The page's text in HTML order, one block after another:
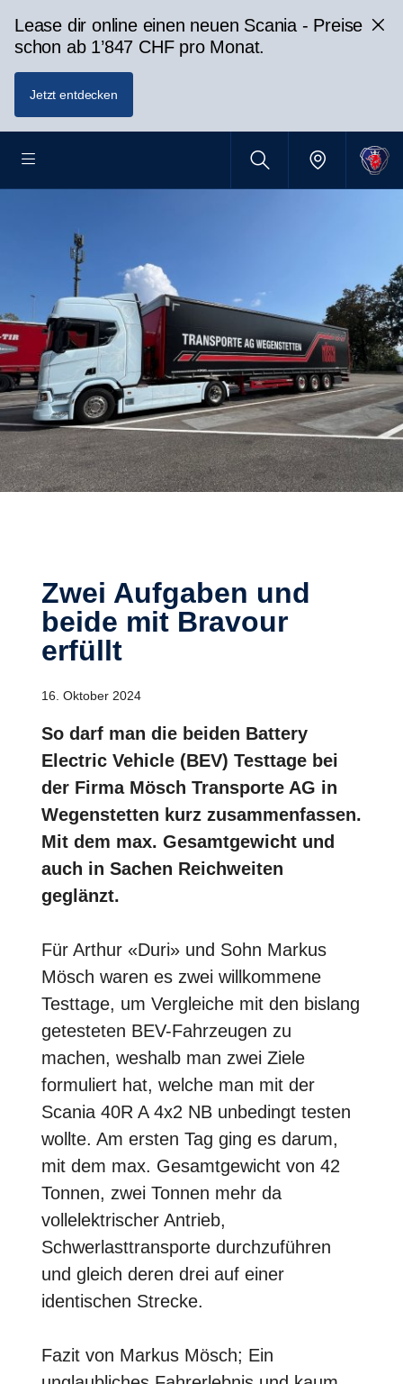
Lease dir online einen neuen Scania - Preise
schon ab 1’847 CHF pro Monat.
Jetzt entdecken
Zwei Aufgaben und
beide mit Bravour
erfüllt
16. Oktober 2024
So darf man die beiden Battery
Electric Vehicle (BEV) Testtage bei
der Firma Mösch Transporte AG in
Wegenstetten kurz zusammenfassen.
Mit dem max. Gesamtgewicht und
auch in Sachen Reichweiten
geglänzt.
Für Arthur «Duri» und Sohn Markus
Mösch waren es zwei willkommene
Testtage, um Vergleiche mit den bislang
getesteten BEV-Fahrzeugen zu
machen, weshalb man zwei Ziele
formuliert hat, welche man mit der
Scania 40R A 4x2 NB unbedingt testen
wollte. Am ersten Tag ging es darum,
mit dem max. Gesamtgewicht von 42
Tonnen, zwei Tonnen mehr da
vollelektrischer Antrieb,
Schwerlasttransporte durchzuführen
und gleich deren drei auf einer
identischen Strecke.
Fazit von Markus Mösch; Ein